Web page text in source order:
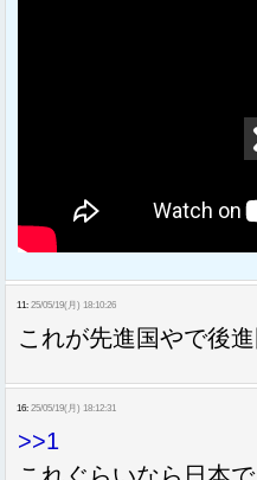
11: 25/05/19(月) 18:10:26
これが先進国やで後
16: 25/05/19(月) 18:12:31
>>1